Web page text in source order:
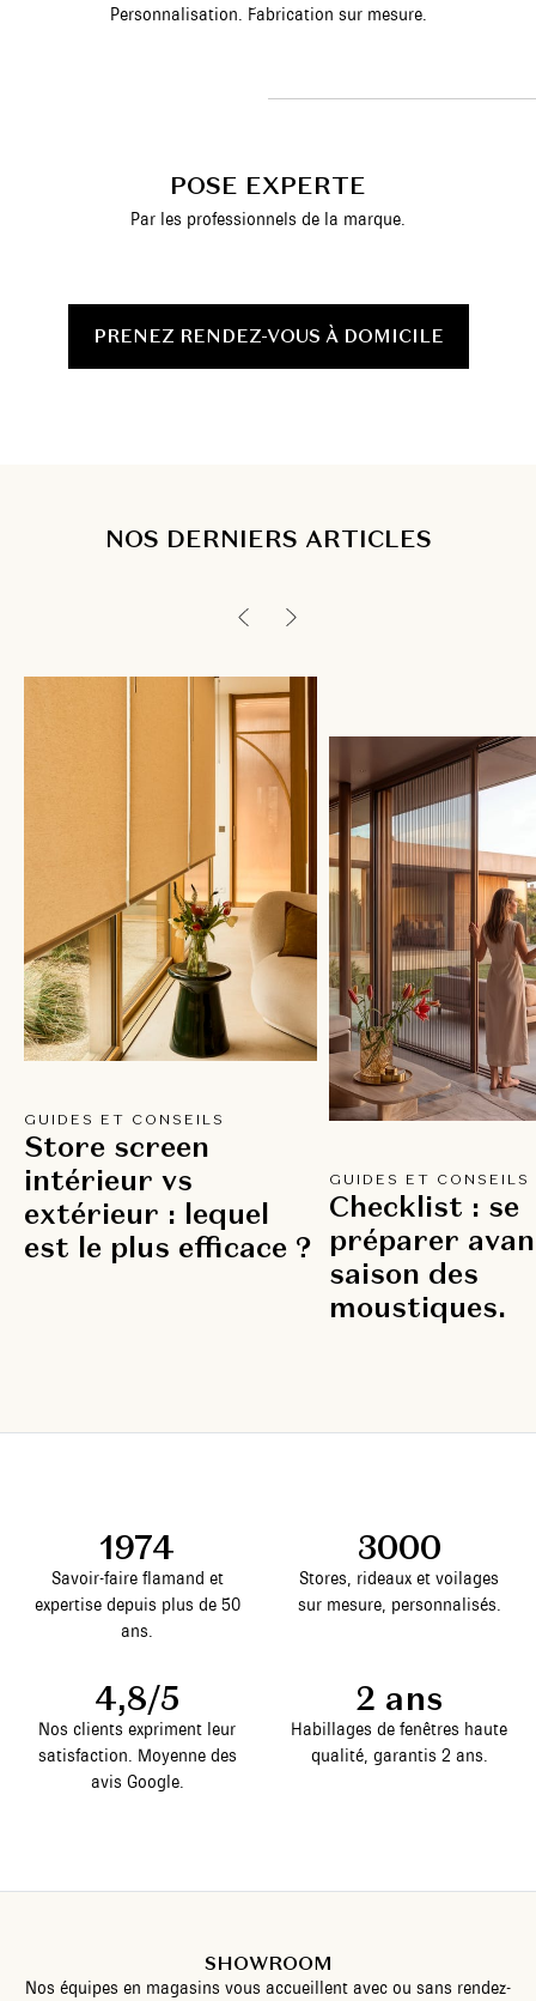
Personnalisation. Fabrication sur mesure.
POSE EXPERTE
Par les professionnels de la marque.
PRENEZ RENDEZ-VOUS À DOMICILE
NOS DERNIERS ARTICLES
GUIDES ET CONSEILS
Store screen
intérieur vs
extérieur : lequel
est le plus efficace ?
GUIDES ET CONSEILS
Checklist : se
préparer
saison des
moustiques.
1974
Savoir-faire flamand et
expertise depuis plus de 50
ans.
3000
Stores, rideaux et voilages
sur mesure, personnalisés.
4,8/5
Nos clients expriment leur
satisfaction. Moyenne des
avis Google.
2 ans
Habillages de fenêtres haute
qualité, garantis 2 ans.
SHOWROOM
Nos équipes en magasins vous accueillent avec ou sans rendez-